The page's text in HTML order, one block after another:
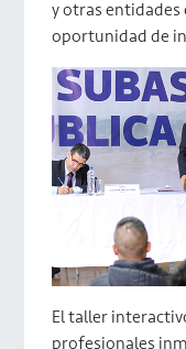
y otras
oportunidad de
El taller
profesionales